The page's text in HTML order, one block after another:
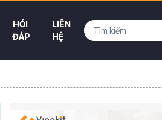
HỎI
ĐÁP
LIÊN
HỆ